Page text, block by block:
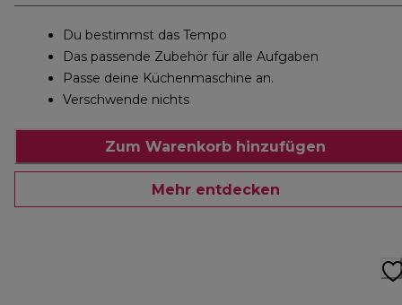
Du bestimmst das Tempo
Das passende Zubehör für alle Aufgaben
Passe deine Küchenmaschine an.
Verschwende nichts
Zum Warenkorb hinzufügen
Mehr entdecken